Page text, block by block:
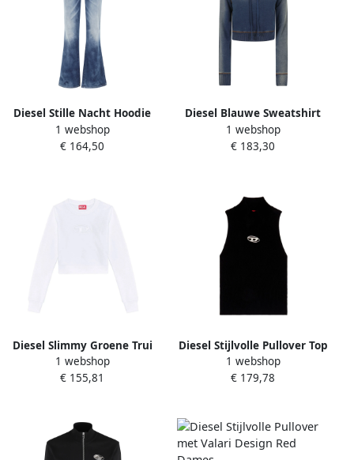
Diesel Stille Nacht Hoodie
Blue Dames
1 webshop
€ 164,50
Diesel Blauwe Sweatshirt
Stijlvol Comfortabel
Veelzijdig Premium Blue
1 webshop
€ 183,30
Diesel Slimmy Groene Trui
Gebreide Kleding White
Dames
1 webshop
€ 155,81
Diesel Stijlvolle Pullover Top
Black Dames
1 webshop
€ 179,78